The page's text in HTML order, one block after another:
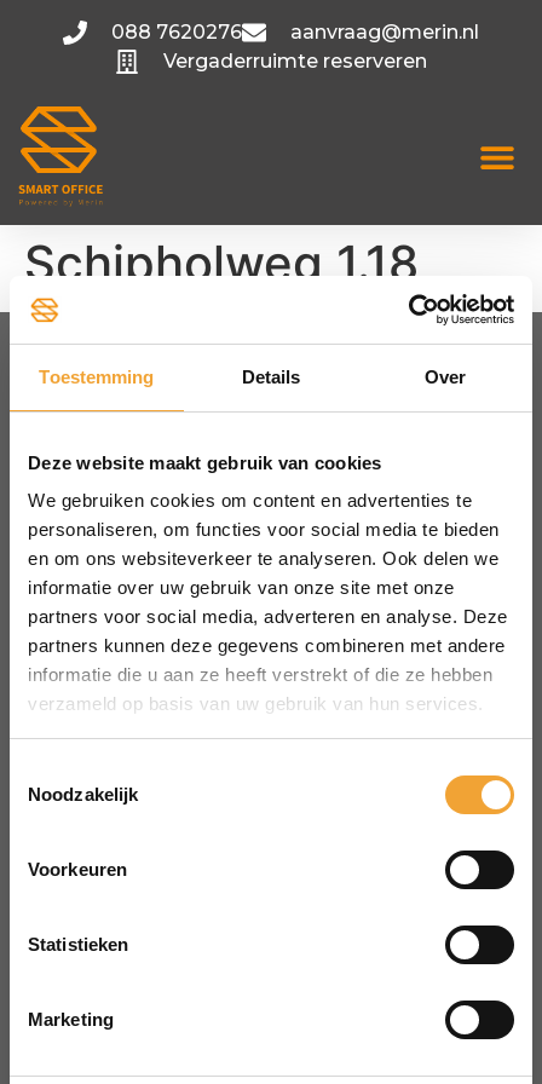
Toestemming Details Over
Deze website maakt gebruik van cookies
We gebruiken cookies om content en advertenties te
personaliseren, om functies voor social media te bieden
en om ons websiteverkeer te analyseren. Ook delen we
informatie over uw gebruik van onze site met onze
partners voor social media, adverteren en analyse. Deze
partners kunnen deze gegevens combineren met andere
informatie die u aan ze heeft verstrekt of die ze hebben
verzameld op basis van uw gebruik van hun services.
Noodzakelijk
Voorkeuren
Statistieken
Marketing
088 7620276
aanvraag@merin.nl
Vergaderruimte reserveren
Schipholweg 1.18
Utrecht
Hoofddorp
Bekijk alle locaties
MENU
Over Smart Office
Hoe het werkt
Veelgestelde vragen
Reserveren vergaderruimte
088 7620276
Jachthavenweg 109H